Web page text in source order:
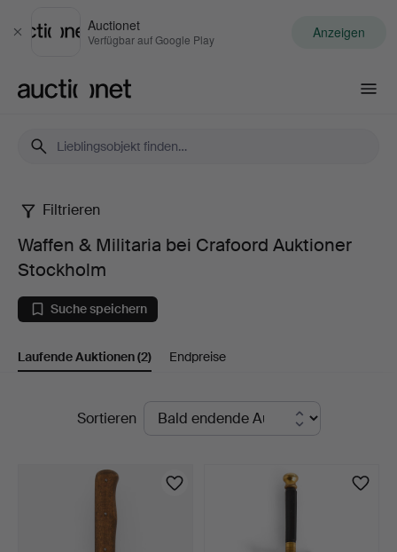
Schließen
Auctionet
Verfügbar auf Google Play Anzeigen
Waffen
Militaria
bei
Auktioner
Stockholm
Filtrieren
Waffen & Militaria bei Crafoord Auktioner
Stockholm
Suche speichern
Laufende Auktionen(2) Endpreise
LaufendeSortieren